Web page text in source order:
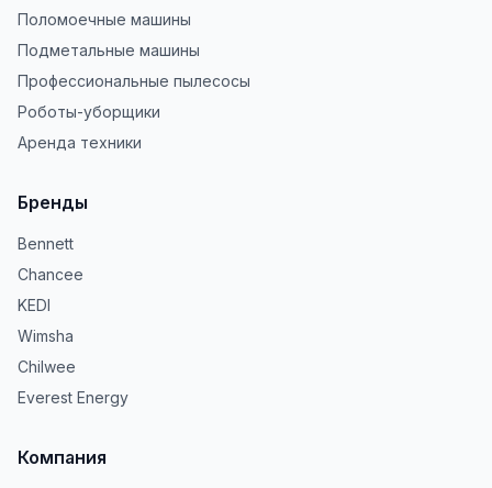
Поломоечные машины
Подметальные машины
Профессиональные пылесосы
Роботы-уборщики
Аренда техники
Бренды
Bennett
Chancee
KEDI
Wimsha
Chilwee
Everest Energy
Компания